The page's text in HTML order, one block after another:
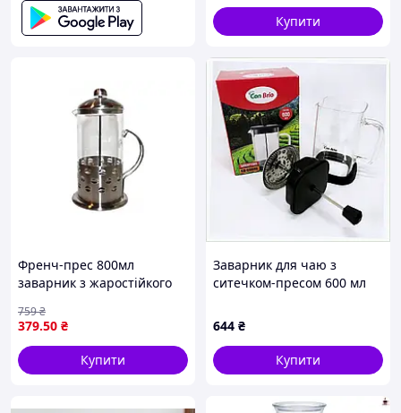
Купити
Френч-прес 800мл
заварник з жаростійкого
для чаю кави настоїв трав
379.50 ₴
759₴
Купити
Заварник для чаю з
ситечком-пресом 600 мл
644 ₴
Купити